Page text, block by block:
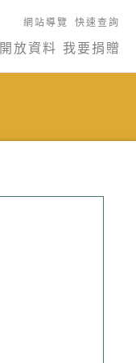
網站導覽 快速查詢
開放資料 我要捐贈